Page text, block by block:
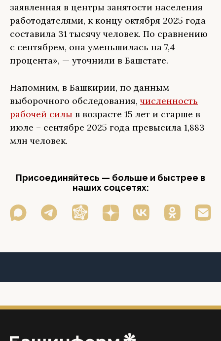
заявленная в центры занятости населения
работодателями, к концу октября 2025 года
составила 31 тысячу человек. По сравнению
с сентябрем, она уменьшилась на 7,4
процента», — уточнили в Башстате.
Напомним, в Башкирии, по данным
выборочного обследования, численность
рабочей силы в возрасте 15 лет и старше в
июле – сентябре 2025 года превысила 1,883
млн человек.
Присоединяйтесь — больше и быстрее в
наших соцсетях: